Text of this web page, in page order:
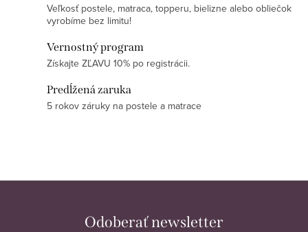
u
Veľkosť postele, matraca, topperu, bielizne alebo obliečok
vyrobíme bez limitu!
Vernostný program
Získajte ZĽAVU 10% po registrácii.
Predĺžená zaruka
5 rokov záruky na postele a matrace
Odoberať newsletter